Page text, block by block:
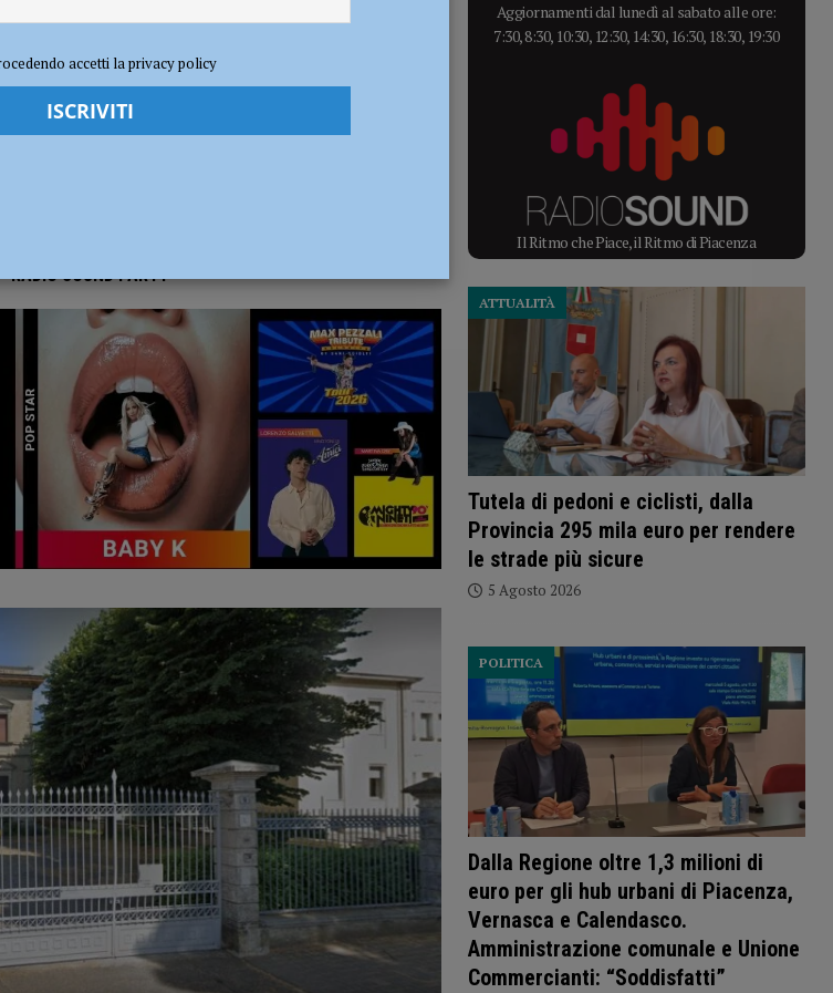
nella provincia di Piacenza”
RADIO SOUND PARTY
Aggiornamenti dal lunedì al sabato alle ore:
7:30, 8:30, 10:30, 12:30, 14:30, 16:30, 18:30, 19:30
Il Ritmo che Piace, il Ritmo di Piacenza
Tutela di pedoni e ciclisti, dalla
Provincia 295 mila euro per rendere
le strade più sicure
ATTUALITÀ
5 Agosto 2026
Dalla Regione oltre 1,3 milioni di
euro per gli hub urbani di Piacenza,
Vernasca e Calendasco.
Amministrazione comunale e Unione
Commercianti: “Soddisfatti”
POLITICA
accetti la privacy policy